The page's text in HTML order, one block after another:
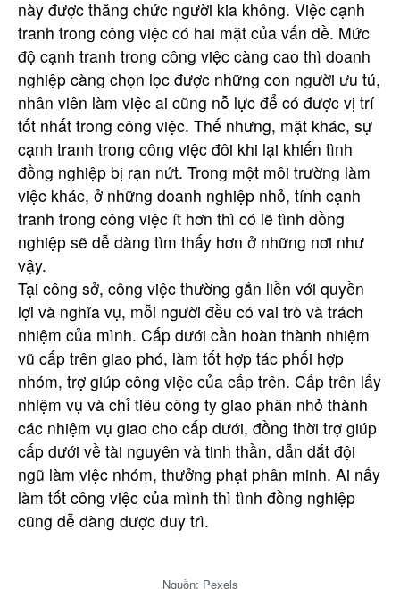
này được thăng chức người kia không. Việc cạnh
tranh trong công việc có hai mặt của vấn đề. Mức
độ cạnh tranh trong công việc càng cao thì doanh
nghiệp càng chọn lọc được những con người ưu tú,
nhân viên làm việc ai cũng nỗ lực để có được vị trí
tốt nhất trong công việc. Thế nhưng, mặt khác, sự
cạnh tranh trong công việc đôi khi lại khiến tình
đồng nghiệp bị rạn nứt. Trong một môi trường làm
việc khác, ở những doanh nghiệp nhỏ, tính cạnh
tranh trong công việc ít hơn thì có lẽ tình đồng
nghiệp sẽ dễ dàng tìm thấy hơn ở những nơi như
vậy.
Tại công sở, công việc thường gắn liền với quyền
lợi và nghĩa vụ, mỗi người đều có vai trò và trách
nhiệm của mình. Cấp dưới cần hoàn thành nhiệm
vũ cấp trên giao phó, làm tốt hợp tác phối hợp
nhóm, trợ giúp công việc của cấp trên. Cấp trên lấy
nhiệm vụ và chỉ tiêu công ty giao phân nhỏ thành
các nhiệm vụ giao cho cấp dưới, đồng thời trợ giúp
cấp dưới về tài nguyên và tinh thần, dẫn dắt đội
ngũ làm việc nhóm, thưởng phạt phân minh. Ai nấy
làm tốt công việc của mình thì tình đồng nghiệp
cũng dễ dàng được duy trì.
Nguồn: Pexels